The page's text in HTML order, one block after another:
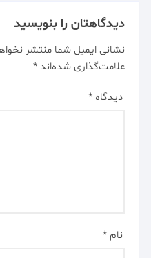
دیدگاهتان را بنویسید
نشانی ایمیل شما منتشر
علامت‌گذاری شده‌اند*
دیدگاه*
نام*